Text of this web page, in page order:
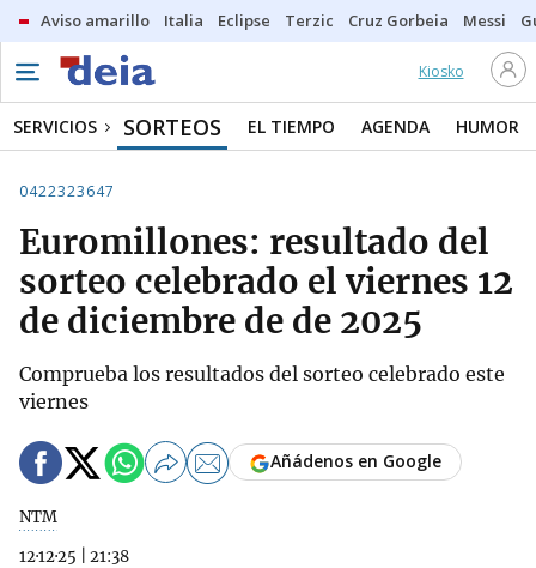
Aviso amarillo Italia Eclipse Terzic Cruz Gorbeia Messi
Kiosko
SERVICIOS SORTEOS EL TIEMPO AGENDA HUMOR
0422323647
Euromillones: resultado del
sorteo celebrado el viernes 12
de diciembre de de 2025
Comprueba los resultados del sorteo celebrado este
viernes
NTM
12·12·25
21:38
Añádenos en Google